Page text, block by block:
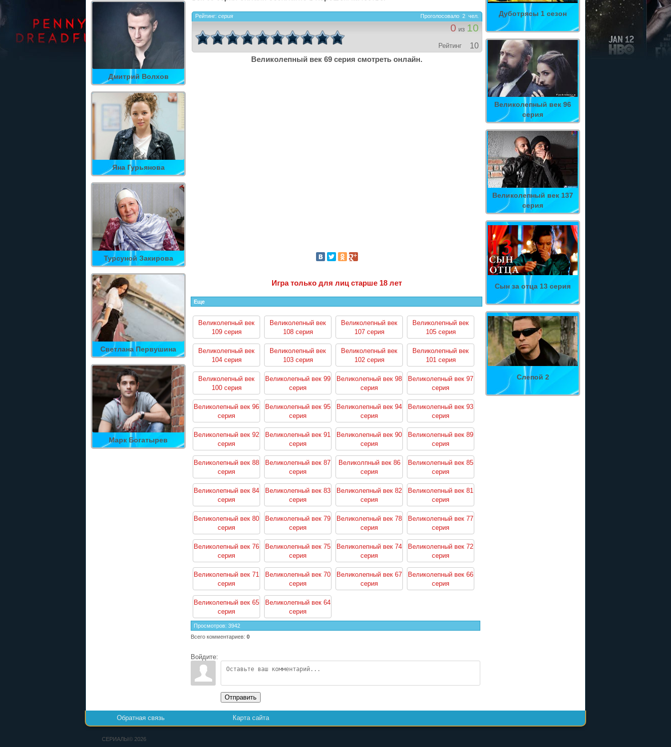
Дмитрий Волхов
Яна Гурьянова
Турсуной Закирова
Светлана Первушина
Марк Богатырев
Дуботрясы 1 сезон
Великолепный век 96
серия
Великолепный век 137
серия
Сын за отца 13 серия
Слепой 2
Рейтинг: серия Проголосовало 2 чел.
0 из 10
Рейтинг
10
Великолепный век 69 серия смотреть онлайн.
Игра только для лиц старше 18 лет
Еще
Великолепный век
109 серия
Великолепный век
108 серия
Великолепный век
107 серия
Великолепный век
105 серия
Великолепный век
104 серия
Великолепный век
103 серия
Великолепный век
102 серия
Великолепный век
101 серия
Великолепный век
100 серия
Великолепный век 99
серия
Великолепный век 98
серия
Великолепный век 97
серия
Великолепный век 96
серия
Великолепный век 95
серия
Великолепный век 94
серия
Великолепный век 93
серия
Великолепный век 92
серия
Великолепный век 91
серия
Великолепный век 90
серия
Великолепный век 89
серия
Великолепный век 88
серия
Великолепный век 87
серия
Великолпный век 86
серия
Великолепный век 85
серия
Великолепный век 84
серия
Великолепный век 83
серия
Великолепный век 82
серия
Великолепный век 81
серия
Великолепный век 80
серия
Великолепный век 79
серия
Великолепный век 78
серия
Великолепный век 77
серия
Великолепный век 76
серия
Великолепный век 75
серия
Великолепный век 74
серия
Великолепный век 72
серия
Великолепный век 71
серия
Великолепный век 70
серия
Великолепный век 67
серия
Великолепный век 66
серия
Великолепный век 65
серия
Великолепный век 64
серия
Просмотров: 3942
Всего комментариев: 0
Войдите:
Отправить
Обратная связь Карта сайта
СЕРИАЛЫ© 2026